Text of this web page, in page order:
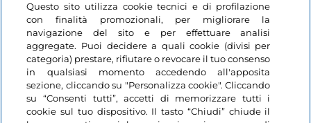
Questo sito utilizza cookie tecnici e di profilazione
con finalità promozionali, per migliorare la
navigazione del sito e per effettuare analisi
aggregate. Puoi decidere a quali cookie (divisi per
categoria) prestare, rifiutare o revocare il tuo consenso
in qualsiasi momento accedendo all'apposita
sezione, cliccando su "Personalizza cookie". Cliccando
su “Consenti tutti”, accetti di memorizzare tutti i
cookie sul tuo dispositivo. Il tasto “Chiudi” chiude il